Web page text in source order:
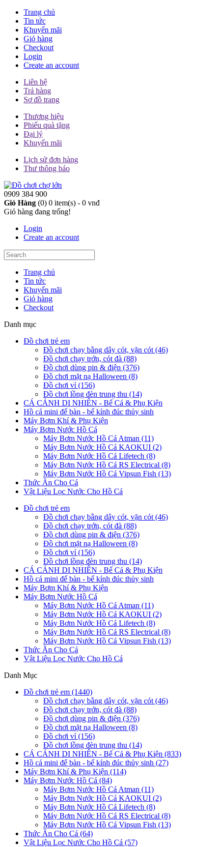
Trang chủ
Tin tức
Khuyến mãi
Giỏ hàng
Checkout
Login
Create an account
Liên hệ
Trả hàng
Sơ đồ trang
Thương hiệu
Phiếu quà tặng
Đại lý
Khuyến mãi
Lịch sử đơn hàng
Thư thông báo
0909 384 900
Giỏ Hàng (0) 0 item(s) - 0 vnđ
Giỏ hàng đang trống!
Login
Create an account
Trang chủ
Tin tức
Khuyến mãi
Giỏ hàng
Checkout
Danh mục
Đồ chơi trẻ em
Đồ chơi chạy bằng dây cót, vặn cót (46)
Đồ chơi chạy trớn, cót đà (88)
Đồ chơi dùng pin & điện (376)
Đồ chơi mặt nạ Halloween (8)
Đồ chơi vỉ (156)
Đồ chơi lồng đèn trung thu (14)
CÁ CẢNH DI NHIÊN - Bể Cá & Phụ Kiện
Hồ cá mini để bàn - bể kính đúc thủy sinh
Máy Bơm Khí & Phụ Kiện
Máy Bơm Nước Hồ Cá
Máy Bơm Nước Hồ Cá Atman (11)
Máy Bơm Nước Hồ Cá KAOKUI (2)
Máy Bơm Nước Hồ Cá Lifetech (8)
Máy Bơm Nước Hồ Cá RS Electrical (8)
Máy Bơm Nước Hồ Cá Vipsun Fish (13)
Thức Ăn Cho Cá
Vật Liệu Lọc Nước Cho Hồ Cá
Đồ chơi trẻ em
Đồ chơi chạy bằng dây cót, vặn cót (46)
Đồ chơi chạy trớn, cót đà (88)
Đồ chơi dùng pin & điện (376)
Đồ chơi mặt nạ Halloween (8)
Đồ chơi vỉ (156)
Đồ chơi lồng đèn trung thu (14)
CÁ CẢNH DI NHIÊN - Bể Cá & Phụ Kiện
Hồ cá mini để bàn - bể kính đúc thủy sinh
Máy Bơm Khí & Phụ Kiện
Máy Bơm Nước Hồ Cá
Máy Bơm Nước Hồ Cá Atman (11)
Máy Bơm Nước Hồ Cá KAOKUI (2)
Máy Bơm Nước Hồ Cá Lifetech (8)
Máy Bơm Nước Hồ Cá RS Electrical (8)
Máy Bơm Nước Hồ Cá Vipsun Fish (13)
Thức Ăn Cho Cá
Vật Liệu Lọc Nước Cho Hồ Cá
Danh Mục
Đồ chơi trẻ em (1440)
Đồ chơi chạy bằng dây cót, vặn cót (46)
Đồ chơi chạy trớn, cót đà (88)
Đồ chơi dùng pin & điện (376)
Đồ chơi mặt nạ Halloween (8)
Đồ chơi vỉ (156)
Đồ chơi lồng đèn trung thu (14)
CÁ CẢNH DI NHIÊN - Bể Cá & Phụ Kiện (833)
Hồ cá mini để bàn - bể kính đúc thủy sinh (27)
Máy Bơm Khí & Phụ Kiện (114)
Máy Bơm Nước Hồ Cá (84)
Máy Bơm Nước Hồ Cá Atman (11)
Máy Bơm Nước Hồ Cá KAOKUI (2)
Máy Bơm Nước Hồ Cá Lifetech (8)
Máy Bơm Nước Hồ Cá RS Electrical (8)
Máy Bơm Nước Hồ Cá Vipsun Fish (13)
Thức Ăn Cho Cá (64)
Vật Liệu Lọc Nước Cho Hồ Cá (57)